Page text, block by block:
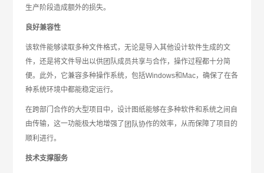
生产阶段造成额外的损失。
良好兼容性
该软件能够读取多种文件格式，无论是导入其他设计软件生成的文
件，还是将文件导出以供团队成员共享与合作，操作过程都十分简
便。此外，它兼容多种操作系统，包括Windows和Mac，确保了在各
种系统环境中都能稳定运行。
在跨部门合作的大型项目中，设计图纸能够在多种软件和系统之间自
由传输，这一功能极大地增强了 团队协作的效率，从而保障了项目的
顺利进行。
技术支撑服务